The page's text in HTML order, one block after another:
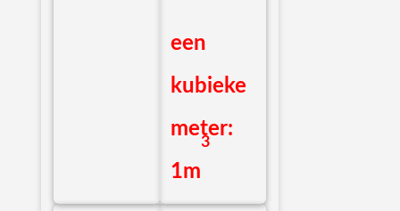
een
kubieke
meter:
1m
3